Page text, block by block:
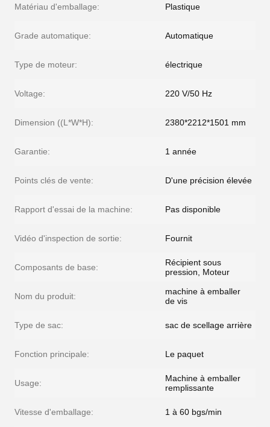
Matériau d'emballage: Plastique
Grade automatique: Automatique
Type de moteur: électrique
Voltage: 220 V/50 Hz
Dimension ((L*W*H): 2380*2212*1501 mm
Garantie: 1 année
Points clés de vente: D'une précision élevée
Rapport d'essai de la machine: Pas disponible
Vidéo d'inspection de sortie: Fournit
Composants de base:
Récipient sous
pression, Moteur
Nom du produit:
machine à emballer
de vis
Type de sac: sac de scellage arrière
Fonction principale: Le paquet
Usage:
Machine à emballer
remplissante
Vitesse d'emballage: 1 à 60 bgs/min